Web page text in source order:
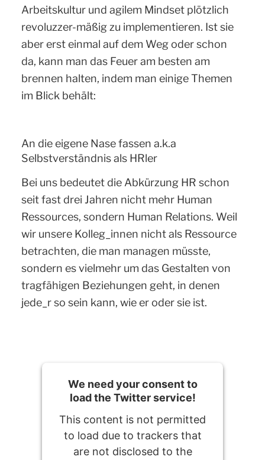
Arbeitskultur und agilem Mindset plötzlich
revoluzzer-mäßig zu implementieren. Ist sie
aber erst einmal auf dem Weg oder schon
da, kann man das Feuer am besten am
brennen halten, indem man einige Themen
im Blick behält:
An die eigene Nase fassen a.k.a
Selbstverständnis als HRler
Bei uns bedeutet die Abkürzung HR schon
seit fast drei Jahren nicht mehr Human
Ressources, sondern Human Relations. Weil
wir unsere Kolleg_innen nicht als Ressource
betrachten, die man managen müsste,
sondern es vielmehr um das Gestalten von
tragfähigen Beziehungen geht, in denen
jede_r so sein kann, wie er oder sie ist.
We need your consent to
load the Twitter service!
This content is not permitted
to load due to trackers that
are not disclosed to the